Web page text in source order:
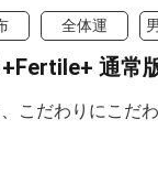
全体運
通常
こだわりにこだ